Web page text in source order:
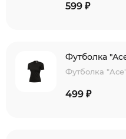
599 ₽
Футболка
Футболка
499 ₽